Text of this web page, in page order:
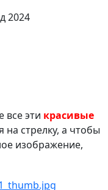
все эти красивые
на стрелку, а чтобы
изображение,